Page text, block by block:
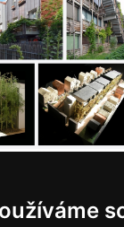
pravidelného